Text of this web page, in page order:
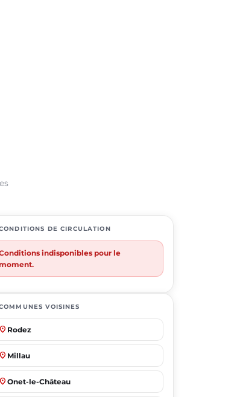
DE CIRCULATION
indisponibles pour le
VOISINES
place Rodez
place Millau
place Onet-le-Château